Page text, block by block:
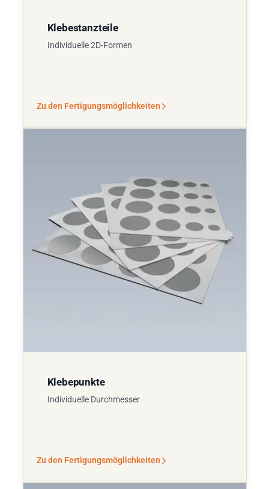
Klebestanzteile
Individuelle 2D-Formen
Zu den Fertigungsmöglichkeiten
Klebepunkte
Individuelle Durchmesser
Zu den Fertigungsmöglichkeiten